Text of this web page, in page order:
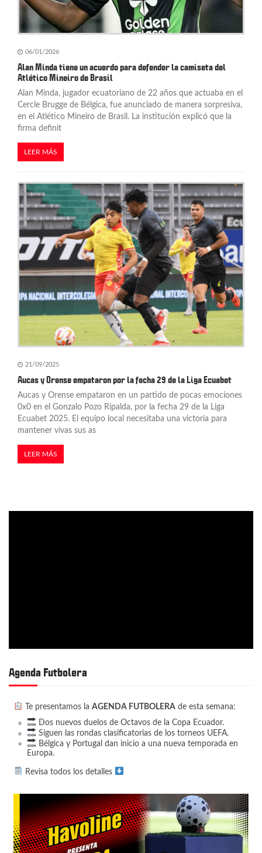
06/01/2026
Alan Minda tiene un acuerdo para defender la camiseta del
Atlético Mineiro de Brasil
Alan Minda, jugador ecuatoriano de 22 años que actuaba en el
Cercle Brugge de Bélgica, fue anunciado de manera sorpresiva,
en el Atlético Mineiro de Brasil. La institución explicó que la
firma definit
LEER MÁS
21/09/2025
Aucas y Orense empataron por la fecha 29 de la Liga Ecuabet
Aucas y Orense empataron en un partido de pocas emociones
0x0 en el Gonzalo Pozo Ripalda, por la fecha 29 de la Liga
Ecuabet 2025. El equipo local necesitaba una victoria para
mantener vivas sus as
LEER MÁS
Agenda Futbolera
Te presentamos la AGENDA FUTBOLERAde esta semana:
Dos nuevos duelos de Octavos de la Copa Ecuador.
Siguen las rondas clasificatorias de los torneos UEFA.
Bélgica y Portugal dan inicio a una nueva temporada en
Europa.
Revisa todos los detalles